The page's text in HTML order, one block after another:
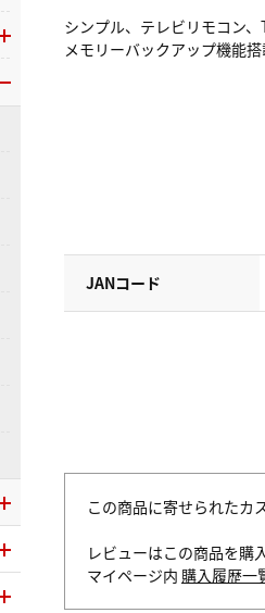
シンプル、テレビリモコン
メモリーバックアップ機能
JANコード
この商品に寄せられたカ
レビューはこの商品を購
マイページ内 購入履歴一